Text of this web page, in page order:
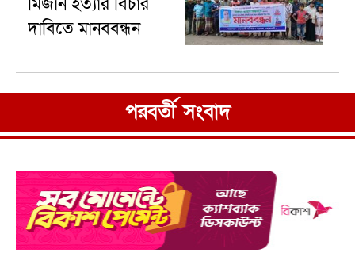
দাবিতে মানববন্ধন
পরবর্তী সংবাদ